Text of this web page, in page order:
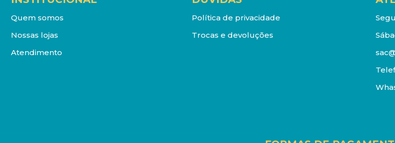
Quem somos
Nossas lojas
Atendimento
Política de privacidade
Trocas e devoluções